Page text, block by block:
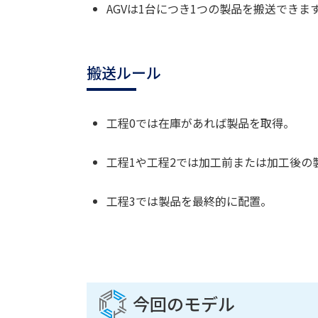
AGVは1台につき1つの製品を搬送できます
搬送ルール
工程0では在庫があれば製品を取得。
工程1や工程2では加工前または加工後の
工程3では製品を最終的に配置。
今回のモデル